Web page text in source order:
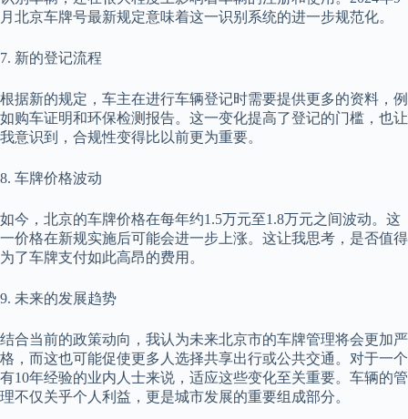
月北京车牌号最新规定意味着这一识别系统的进一步规范化。
7. 新的登记流程
根据新的规定，车主在进行车辆登记时需要提供更多的资料，例
如购车证明和环保检测报告。这一变化提高了登记的门槛，也让
我意识到，合规性变得比以前更为重要。
8. 车牌价格波动
如今，北京的车牌价格在每年约1.5万元至1.8万元之间波动。这
一价格在新规实施后可能会进一步上涨。这让我思考，是否值得
为了车牌支付如此高昂的费用。
9. 未来的发展趋势
结合当前的政策动向，我认为未来北京市的车牌管理将会更加严
格，而这也可能促使更多人选择共享出行或公共交通。对于一个
有10年经验的业内人士来说，适应这些变化至关重要。车辆的管
理不仅关乎个人利益，更是城市发展的重要组成部分。